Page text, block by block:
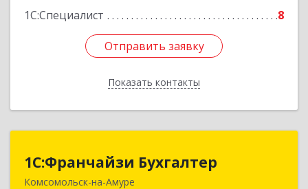
1С:Специалист
8
Отправить заявку
Показать контакты
Отправить заявку
Назад
1С:Франчайзи Бухгалтер
Комсомольск-на-Амуре
1С:Франчайзи Бухгалтер
681000, Хабаровский край, Комсомольск-на-